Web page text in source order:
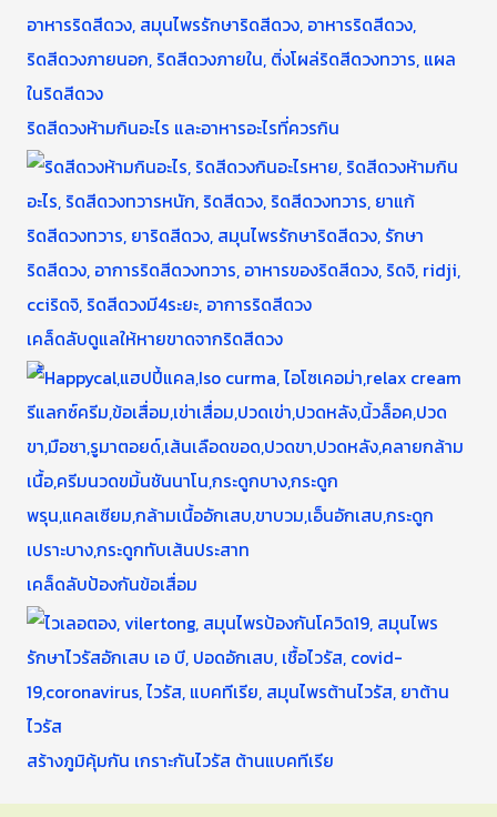
ริดสีดวงห้ามกินอะไร และอาหารอะไรที่ควรกิน
เคล็ดลับดูแลให้หายขาดจากริดสีดวง
เคล็ดลับป้องกันข้อเสื่อม
สร้างภูมิคุ้มกัน เกราะกันไวรัส ต้านแบคทีเรีย